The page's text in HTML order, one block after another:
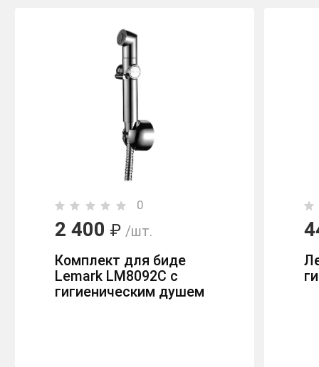
0
2 400 ₽ /шт.
Комплект для биде
Lemark LM8092С с
гигиеническим душем